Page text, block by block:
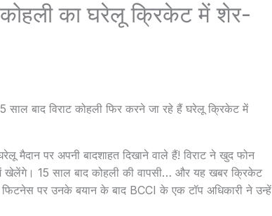
कोहली का घरेलू क्रिकेट में शेर-
साल बाद विराट कोहली फिर करने जा रहे हैं घरेलू क्रिकेट में
मैदान पर अपनी बादशाहत दिखाने वाले हैं! विराट ने खुद फोन
खेलेंगे। 15 साल बाद कोहली की वापसी… और यह खबर क्रिकेट
फिटनेस पर उनके बयान के बाद BCCI के एक टॉप अधिकारी ने उन्हें